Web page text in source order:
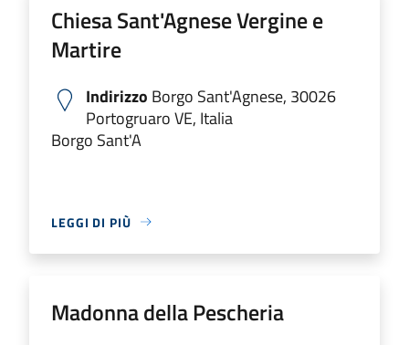
Chiesa Sant'Agnese Vergine e
Martire
Indirizzo Borgo Sant'Agnese, 30026
Portogruaro VE, Italia
Borgo Sant'A
LEGGI DI PIÙ
Madonna della Pescheria